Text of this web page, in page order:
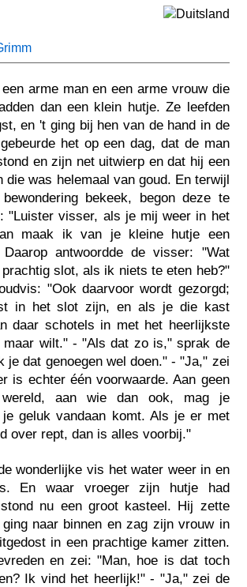
arme man en een arme vrouw die
dan een klein hutje. Ze leefden
en 't ging bij hen van de hand in de
het op een dag, dat de man
en zijn net uitwierp en dat hij een
die was helemaal van goud. En terwijl
bekeek, begon deze te
"Luister visser, als je mij weer in het
maak ik van je kleine hutje een
antwoordde de visser: "Wat
slot, als ik niets te eten heb?"
"Ook daarvoor wordt gezorgd;
in het slot zijn, en als je die kast
daar schotels in met het heerlijkste
maar wilt." - "Als dat zo is," sprak de
je dat genoegen wel doen." - "Ja," zei
is echter één voorwaarde. Aan geen
aan wie dan ook, mag je
je geluk vandaan komt. Als je er met
over rept, dan is alles voorbij."
wonderlijke vis het water weer in en
En waar vroeger zijn hutje had
nu een groot kasteel. Hij zette
naar binnen en zag zijn vrouw in
in een prachtige kamer zitten.
en zei: "Man, hoe is dat toch
Ik vind het heerlijk!" - "Ja," zei de